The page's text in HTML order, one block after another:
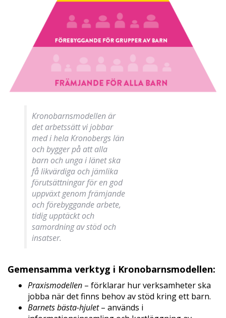
Kronobarnsmodellen är
det arbetssätt vi jobbar
med i hela Kronobergs län
och bygger på att alla
barn och unga i länet ska
få likvärdiga och jämlika
förutsättningar för en god
uppväxt genom främjande
och förebyggande arbete,
tidig upptäckt och
samordning av stöd och
insatser.
Gemensamma verktyg i Kronobarnsmodellen:
Praxismodellen – förklarar hur verksamheter ska
jobba när det finns behov av stöd kring ett barn.
Barnets bästa-hjulet– används i